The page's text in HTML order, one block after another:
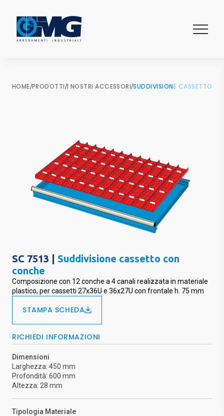
HOME/PRODOTTI/I NOSTRI ACCESSORI/SUDDIVISIONE CASSETTO
SC 7513 |
Suddivisione cassetto con
conche
Composizione con 12 conche a 4 canali realizzata in materiale
plastico, per cassetti 27x36U e 36x27U con frontale h. 75 mm
STAMPA SCHEDA
RICHIEDI INFORMAZIONI
Dimensioni
Larghezza: 450 mm
Profondità: 600 mm
Altezza: 28 mm
Tipologia Materiale